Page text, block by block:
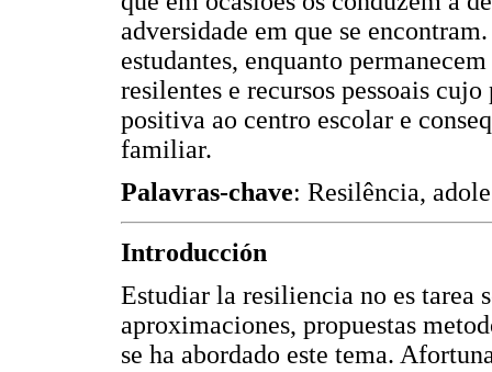
adversidade em que se
estudantes, enquanto
resilentes e recursos pessoais
positiva ao centro escolar e
familiar.
Palavras-chave: Resilência,
Introducción
Estudiar la resiliencia no es
aproximaciones, propuestas
se ha abordado este tema.